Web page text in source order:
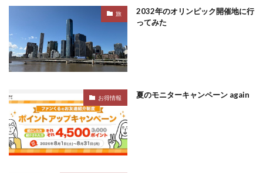
旅
2032年のオリンピック開催地に行
ってみた
お得情報 夏のモニターキャンペーン again